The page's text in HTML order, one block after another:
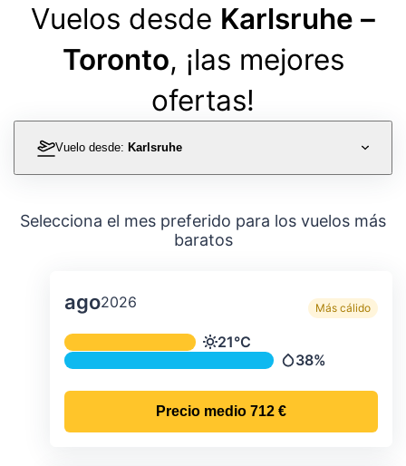
Vuelos desde Karlsruhe –
Toronto, ¡las mejores
ofertas!
Vuelo desde: Karlsruhe
Selecciona el mes preferido para los vuelos más
baratos
ago2026 Más cálido
Temperatura y precipitación media
Temperatura
21°C
Precipitación
38%
Precio medio 712 €